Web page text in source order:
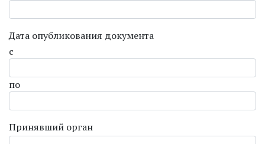
Дата опубликования документа
с
по
Принявший орган